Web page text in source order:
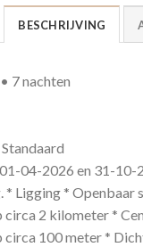
BESCHRIJVING
7 nachten
04-2026 en 31-
* Ligging *
2 kilometer *
100 meter *